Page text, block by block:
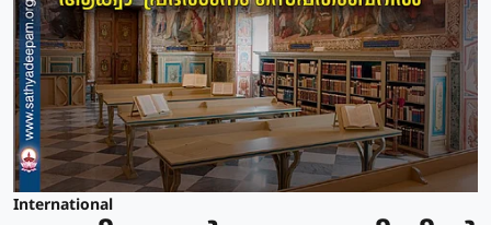
International